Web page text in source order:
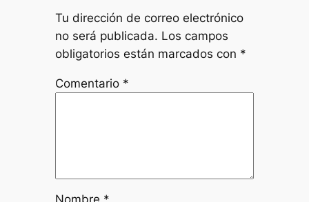
Tu dirección de correo electrónico
no será publicada. Los campos
obligatorios están marcados con *
Comentario *